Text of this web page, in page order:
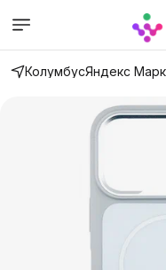
КолумбусЯндекс